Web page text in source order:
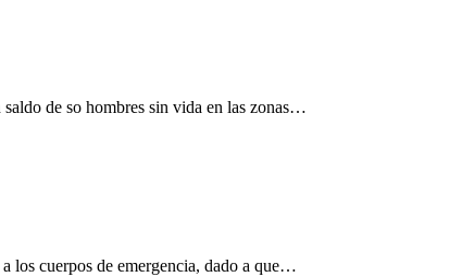
de so hombres sin vida en las zonas…
los cuerpos de emergencia, dado a que…